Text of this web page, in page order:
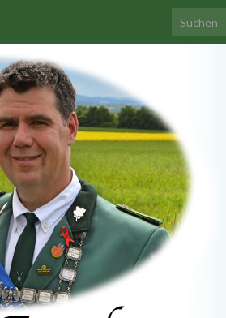
Search for: